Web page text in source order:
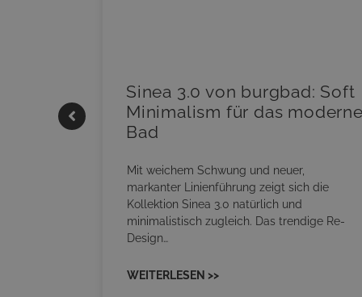
Sinea 3.0 von burgbad: Soft
Minimalism für das
Bad
Mit weichem Schwung und neuer,
markanter Linienführung zeigt sich die
Kollektion Sinea 3.0 natürlich und
minimalistisch zugleich. Das trendige Re-
Design…
WEITERLESEN >>